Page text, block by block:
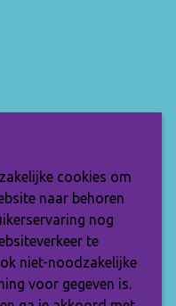
de nieuwste
Vul je e-
de Make My
cookies om
naar behoren
nog
te
niet-noodzakelijke
voor gegeven is.